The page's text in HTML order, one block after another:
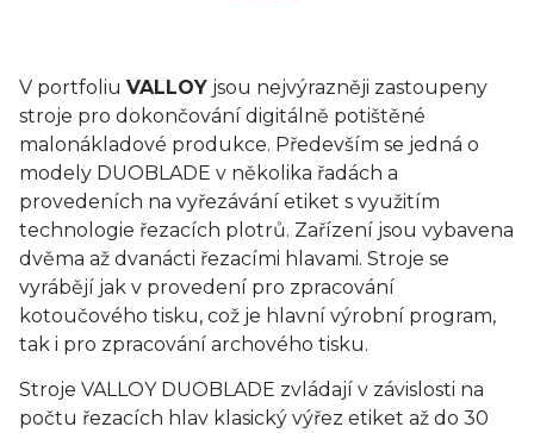
V portfoliu VALLOY jsou nejvýrazněji zastoupeny
stroje pro dokončování digitálně potištěné
malonákladové produkce. Především se jedná o
modely DUOBLADE v několika řadách a
provedeních na vyřezávání etiket s využitím
technologie řezacích plotrů. Zařízení jsou vybavena
dvěma až dvanácti řezacími hlavami. Stroje se
vyrábějí jak v provedení pro zpracování
kotoučového tisku, což je hlavní výrobní program,
tak i pro zpracování archového tisku.
Stroje VALLOY DUOBLADE zvládají v závislosti na
počtu řezacích hlav klasický výřez etiket až do 30